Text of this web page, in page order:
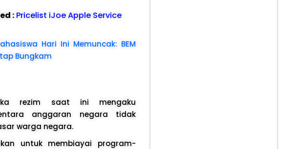
: Pricelist iJoe Apple Service
Hari Ini Memuncak: BEM
Bungkam
rezim saat ini mengaku
anggaran negara tidak
warga negara.
untuk membiayai program-